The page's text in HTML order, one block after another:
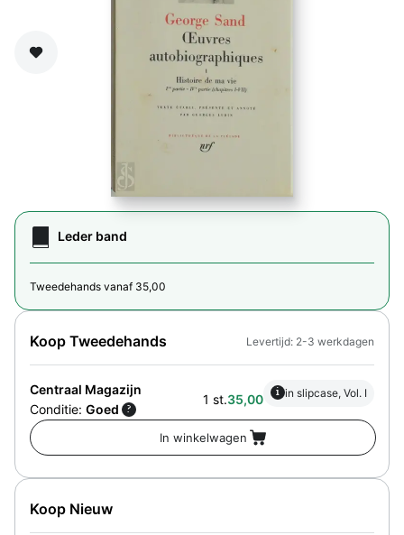
Leder band
Tweedehands vanaf 35,00
Koop Tweedehands
Centraal Magazijn
Conditie: Goed ?
1 st.35,00 i in slipcase, Vol. I
Levertijd: 2-3 werkdagen
Koop Nieuw